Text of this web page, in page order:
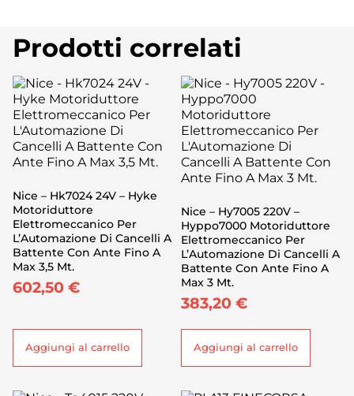
Prodotti correlati
Nice – Hk7024 24V – Hyke
Motoriduttore
Elettromeccanico Per
L’Automazione Di Cancelli A
Battente Con Ante Fino A
Max 3,5 Mt.
602,50 €
Aggiungi al carrello
Nice – Hy7005 220V –
Hyppo7000 Motoriduttore
Elettromeccanico Per
L’Automazione Di Cancelli A
Battente Con Ante Fino A
Max 3 Mt.
383,20 €
Aggiungi al carrello